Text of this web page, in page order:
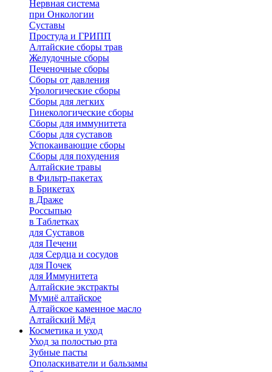
Нервная система
при Онкологии
Суставы
Простуда и ГРИПП
Алтайские сборы трав
Желудочные сборы
Печеночные сборы
Сборы от давления
Урологические сборы
Сборы для легких
Гинекологические сборы
Сборы для иммунитета
Сборы для суставов
Успокаивающие сборы
Сборы для похудения
Алтайские травы
в Фильтр-пакетах
в Брикетах
в Драже
Россыпью
в Таблетках
для Cуставов
для Печени
для Сердца и сосудов
для Почек
для Иммунитета
Алтайские экстракты
Мумиё алтайское
Алтайское каменное масло
Алтайский Мёд
Косметика и уход
Уход за полостью рта
Зубные пасты
Ополаскиватели и бальзамы